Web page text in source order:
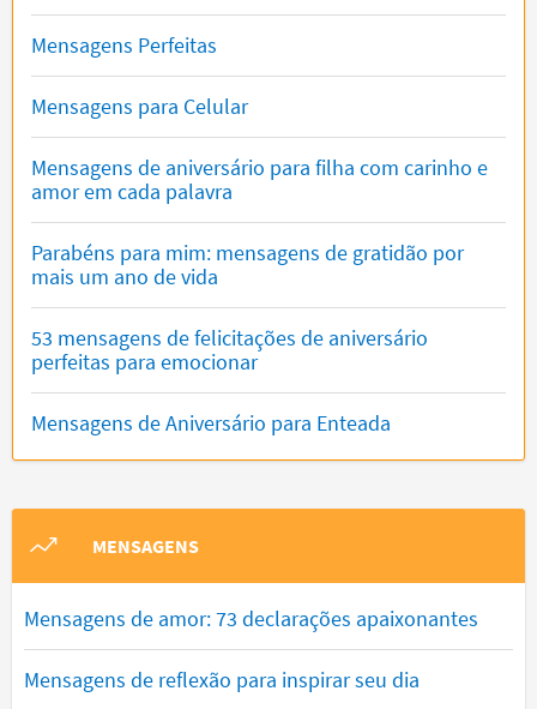
Mensagens Perfeitas
Mensagens para Celular
Mensagens de aniversário para filha com carinho e
amor em cada palavra
Parabéns para mim: mensagens de gratidão por
mais um ano de vida
53 mensagens de felicitações de aniversário
perfeitas para emocionar
Mensagens de Aniversário para Enteada
MENSAGENS
Mensagens de amor: 73 declarações apaixonantes
Mensagens de reflexão para inspirar seu dia